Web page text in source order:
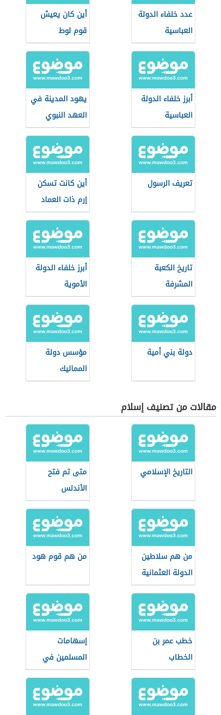
عدد خلفاء الدولة
العباسية
أين كان يعيش
قوم لوط
أبرز خلفاء الدولة
العباسية
يهود المدينة في
العهد النبوي
تعريف الرسول
أين كانت تسكن
إرم ذات العماد
تاريخ الكعبة
المشرفة
أبرز خلفاء الدولة
الأموية
دولة بني أمية
مؤسس دولة
المماليك
مقالات من تصنيف إسلام
التاريخ الإسلامي
متى تم فتح
الأندلس
من هم سلاطين
الدولة العثمانية
من هم قوم هود
خطب عمر بن
الخطاب
إسهامات
المسلمين في
الحضارة العالمية